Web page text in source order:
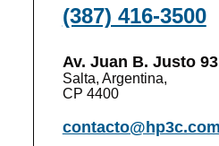
(387) 416-3500
Av. Juan B. Justo
Salta, Argentina,
CP 4400